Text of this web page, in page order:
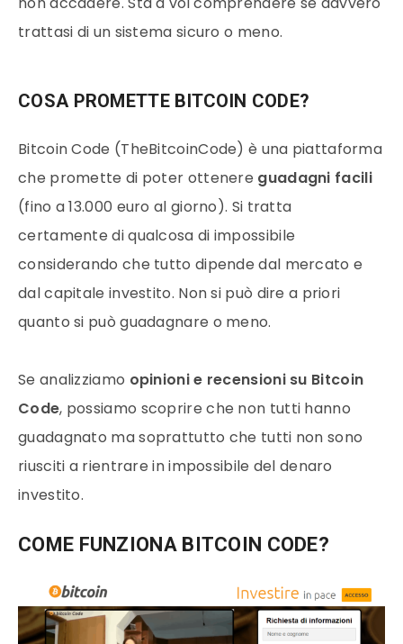
trattasi di un sistema sicuro o meno.
COSA PROMETTE BITCOIN CODE?
Bitcoin Code (TheBitcoinCode) è una piattaforma
che promette di poter ottenere guadagni facili
(fino a 13.000 euro al giorno). Si tratta
certamente di qualcosa di impossibile
considerando che tutto dipende dal mercato e
dal capitale investito. Non si può dire a priori
quanto si può guadagnare o meno.
Se analizziamo opinioni e recensioni su Bitcoin
Code, possiamo scoprire che non tutti hanno
guadagnato ma soprattutto che tutti non sono
riusciti a rientrare in impossibile del denaro
investito.
COME FUNZIONA BITCOIN CODE?